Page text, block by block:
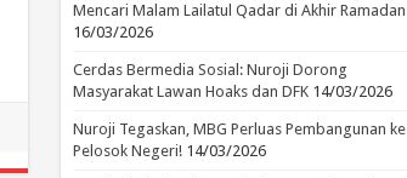
Mencari Malam Lailatul Qadar di Akhir Ramadan
16/03/2026
Cerdas Bermedia Sosial: Nuroji Dorong
Masyarakat Lawan Hoaks dan DFK 14/03/2026
Nuroji Tegaskan, MBG Perluas Pembangunan ke
Pelosok Negeri! 14/03/2026